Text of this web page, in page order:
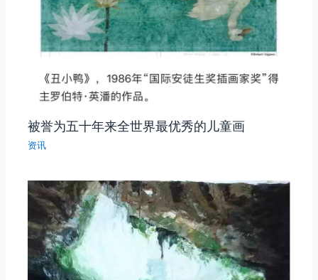
被誉为五十年来全世界最优秀的儿童画
资讯